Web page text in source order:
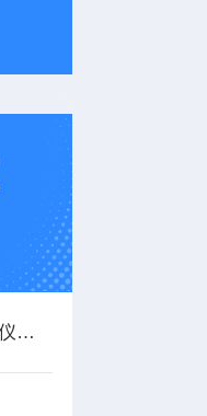
车间通风检测：触摸屏风量仪选型指南